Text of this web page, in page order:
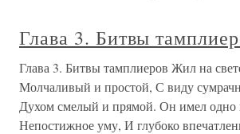
Глава 3. Битвы
Глава 3. Битвы тамплиеров Жил на
Молчаливый и простой, С виду
Духом смелый и прямой. Он имел одно
Непостижное уму, И глубоко